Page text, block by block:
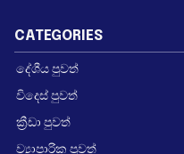
CATEGORIES
දේශීය පුවත්
විදෙස් පුවත්
ක්‍රීඩා පුවත්
ව්‍යාපාරික පුවත්